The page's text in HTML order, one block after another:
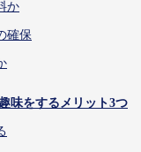
か
確保
味をするメリット3つ